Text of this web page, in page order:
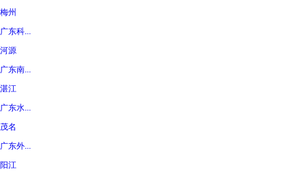
梅州
广东科...
河源
广东南...
湛江
广东水...
茂名
广东外...
阳江